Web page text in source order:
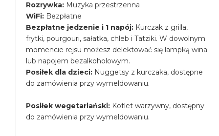
Rozrywka: Muzyka przestrzenna
WiFi: Bezpłatne
Bezpłatne jedzenie i 1 napój: Kurczak z grilla,
frytki, pourgouri, sałatka, chleb i Tatziki. W dowolnym
momencie rejsu możesz delektować się lampką wina
lub napojem bezalkoholowym.
Posiłek dla dzieci: Nuggetsy z kurczaka, dostępne
do zamówienia przy wymeldowaniu.
Posiłek wegetariański: Kotlet warzywny, dostępny
do zamówienia przy wymeldowaniu.